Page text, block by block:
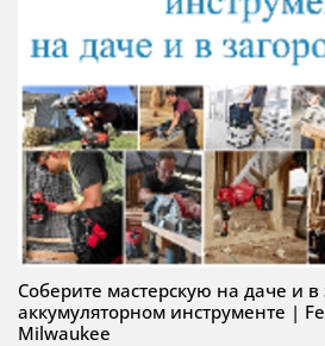
Соберите мастерскую на даче и
аккумуляторном инструменте |
Milwaukee